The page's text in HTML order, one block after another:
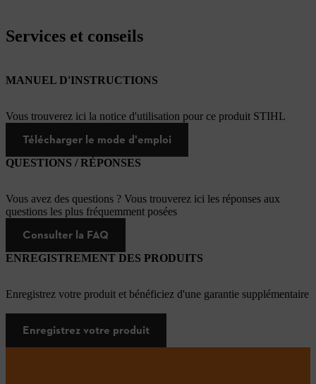
Services et conseils
MANUEL D'INSTRUCTIONS
Vous trouverez ici la notice d'utilisation pour ce produit STIHL
Télécharger le mode d'emploi
QUESTIONS / RÉPONSES
Vous avez des questions ? Vous trouverez ici les réponses aux
questions les plus fréquemment posées
Consulter la FAQ
ENREGISTREMENT DES PRODUITS
Enregistrez votre produit et bénéficiez d'une garantie supplémentaire
Enregistrez votre produit